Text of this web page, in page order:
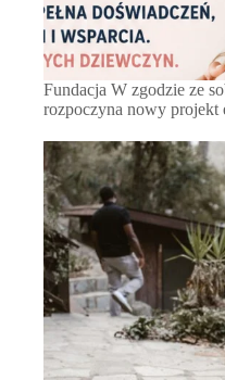
Fundacja W zgodzie ze
rozpoczyna nowy projekt